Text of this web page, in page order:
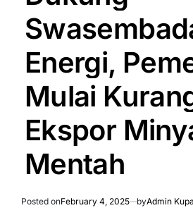
Energi,
Mulai
Ekspor
Mentah
Posted onFebruary 4, 2025 byAdmin